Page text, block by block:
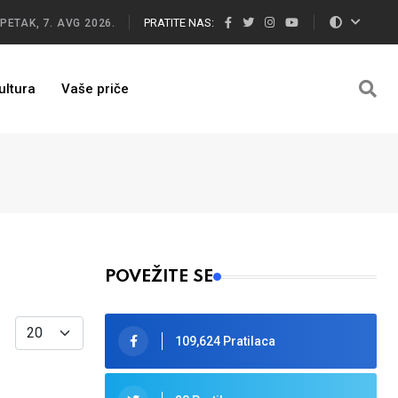
PETAK, 7. AVG 2026. PRATITE NAS:
Vaše priče
Display #
POVEŽITE SE
109,624 Pratilaca